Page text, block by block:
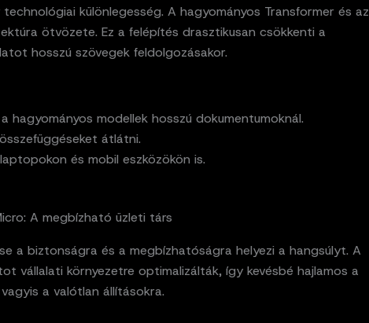
különlegesség. A hagyományos Transformer és az
ötvözete. Ez a felépítés drasztikusan csökkenti a
hosszú szövegek feldolgozásakor.
hagyományos modellek hosszú dokumentumoknál.
átlátni.
és mobil eszközökön is.
A megbízható üzleti társ
a biztonságra és a megbízhatóságra helyezi a hangsúlyt. A
vállalati környezetre optimalizálták, így kevésbé hajlamos a
vagyis a valótlan állításokra.